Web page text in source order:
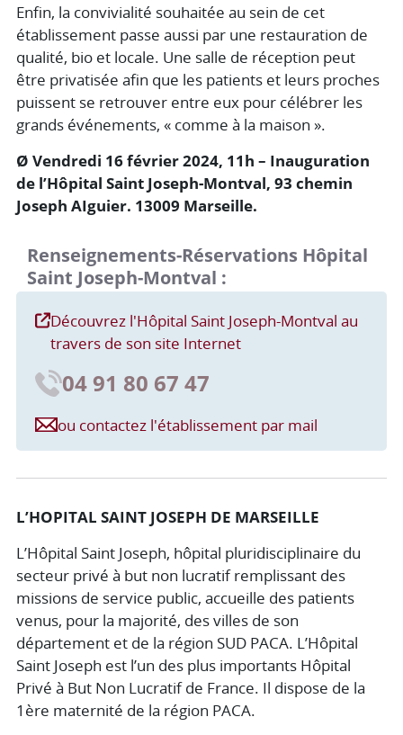
Enfin, la convivialité souhaitée au sein de cet
établissement passe aussi par une restauration de
qualité, bio et locale. Une salle de réception peut
être privatisée afin que les patients et leurs proches
puissent se retrouver entre eux pour célébrer les
grands événements, « comme à la maison ».
Ø Vendredi 16 février 2024, 11h – Inauguration
de l’Hôpital Saint Joseph-Montval, 93 chemin
Joseph AIguier. 13009 Marseille.
Renseignements-Réservations Hôpital
Saint Joseph-Montval :
Découvrez l'Hôpital Saint Joseph-Montval au
travers de son site Internet
04 91 80 67 47
ou contactez l'établissement par mail
L’HOPITAL SAINT JOSEPH DE MARSEILLE
L’Hôpital Saint Joseph, hôpital pluridisciplinaire du
secteur privé à but non lucratif remplissant des
missions de service public, accueille des patients
venus, pour la majorité, des villes de son
département et de la région SUD PACA. L’Hôpital
Saint Joseph est l’un des plus importants Hôpital
Privé à But Non Lucratif de France. Il dispose de la
1ère maternité de la région PACA.